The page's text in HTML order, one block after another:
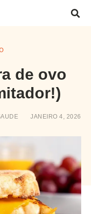
de ovo
JANEIRO 4, 2026